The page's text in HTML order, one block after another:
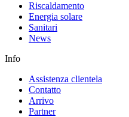
Riscaldamento
Energia solare
Sanitari
News
Info
Assistenza clientela
Contatto
Arrivo
Partner